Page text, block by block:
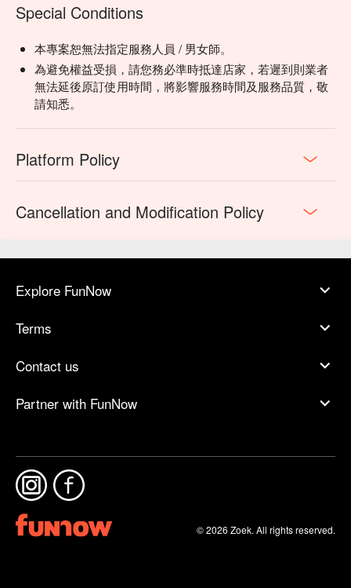
Special Conditions
本專案恕無法指定服務人員 / 男女師。
為避免權益受損，請您務必準時抵達店家，若遲到則業者
無法延後原訂使用時間，將影響服務時間及服務品質，敬
請知悉。
Platform Policy
Cancellation and Modification Policy
Explore FunNow
Terms
Contact us
Partner with FunNow
© 2026 Zoek. All rights reserved.